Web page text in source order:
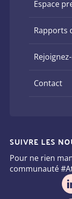
Espace
Rapports
Contact
SUIVRE LES
Pour ne rien
communauté